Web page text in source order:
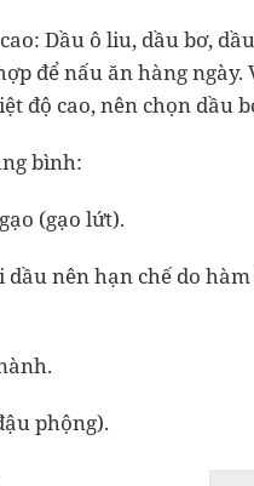
Dầu ô liu, dầu bơ,
để nấu ăn hàng ngày.
độ cao, nên chọn dầu
bình:
(gạo lứt).
nên hạn chế do
phộng).